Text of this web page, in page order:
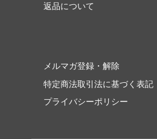
返品について
メルマガ登録・解除
特定商法取引法に基づく表記
プライバシーポリシー